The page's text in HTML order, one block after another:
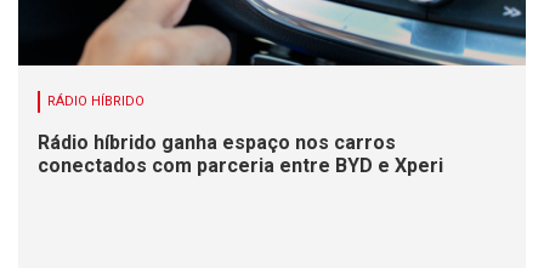
RÁDIO HÍBRIDO
Rádio híbrido ganha espaço nos carros
conectados com parceria entre BYD e Xperi